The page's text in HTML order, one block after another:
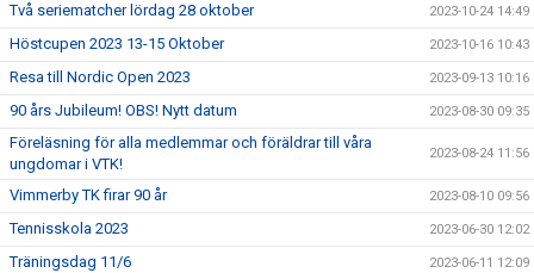
Två seriematcher lördag 28 oktober 2023-10-24 14:49
Höstcupen 2023 13-15 Oktober 2023-10-16 10:43
Resa till Nordic Open 2023 2023-09-13 10:16
90 års Jubileum! OBS! Nytt datum 2023-08-30 09:35
Föreläsning för alla medlemmar och föräldrar till våra
ungdomar i VTK!
2023-08-24 11:56
Vimmerby TK firar 90 år 2023-08-10 09:56
Tennisskola 2023 2023-06-30 12:02
Träningsdag 11/6 2023-06-11 12:09